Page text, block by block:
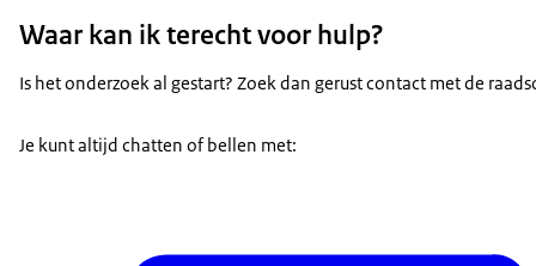
Waar kan ik terecht voor hulp?
Is het onderzoek al gestart? Zoek dan gerust contact met de
Je kunt altijd chatten of bellen met: